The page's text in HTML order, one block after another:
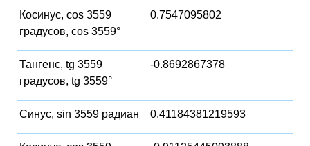
Косинус, cos 3559
градусов, cos 3559°
0.7547095802
Тангенс, tg 3559
градусов, tg 3559°
-0.8692867378
Синус, sin 3559 радиан 0.41184381219593